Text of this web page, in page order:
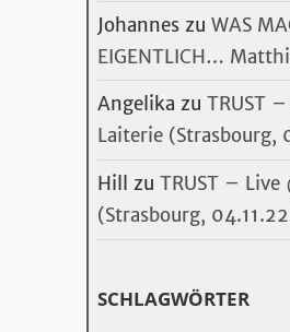
Johanneszu WAS
EIGENTLICH…
Angelika zu TRUST
Laiterie (Strasbourg,
Hill
zu TRUST – Live
(Strasbourg,
SCHLAGWÖRTER